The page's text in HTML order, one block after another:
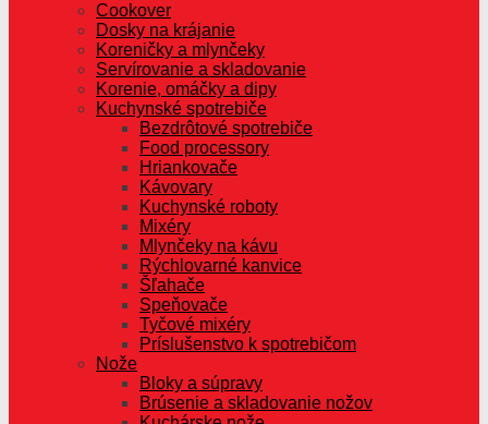
Cookover
Dosky na krájanie
Koreničky a mlynčeky
Servírovanie a skladovanie
Korenie, omáčky a dipy
Kuchynské spotrebiče
Bezdrôtové spotrebiče
Food processory
Hriankovače
Kávovary
Kuchynské roboty
Mixéry
Mlynčeky na kávu
Rýchlovarné kanvice
Šľahače
Speňovače
Tyčové mixéry
Príslušenstvo k spotrebičom
Nože
Bloky a súpravy
Brúsenie a skladovanie nožov